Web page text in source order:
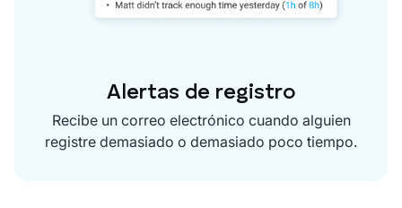
Alertas de registro
Recibe un correo electrónico cuando alguien
registre demasiado o demasiado poco tiempo.